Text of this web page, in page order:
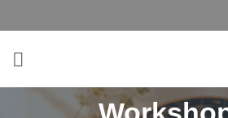
Inhalt
springen